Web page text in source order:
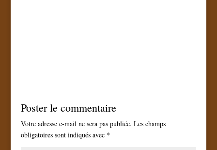
Poster le commentaire
Votre adresse e-mail ne sera pas publiée. Les champs
obligatoires sont indiqués avec *